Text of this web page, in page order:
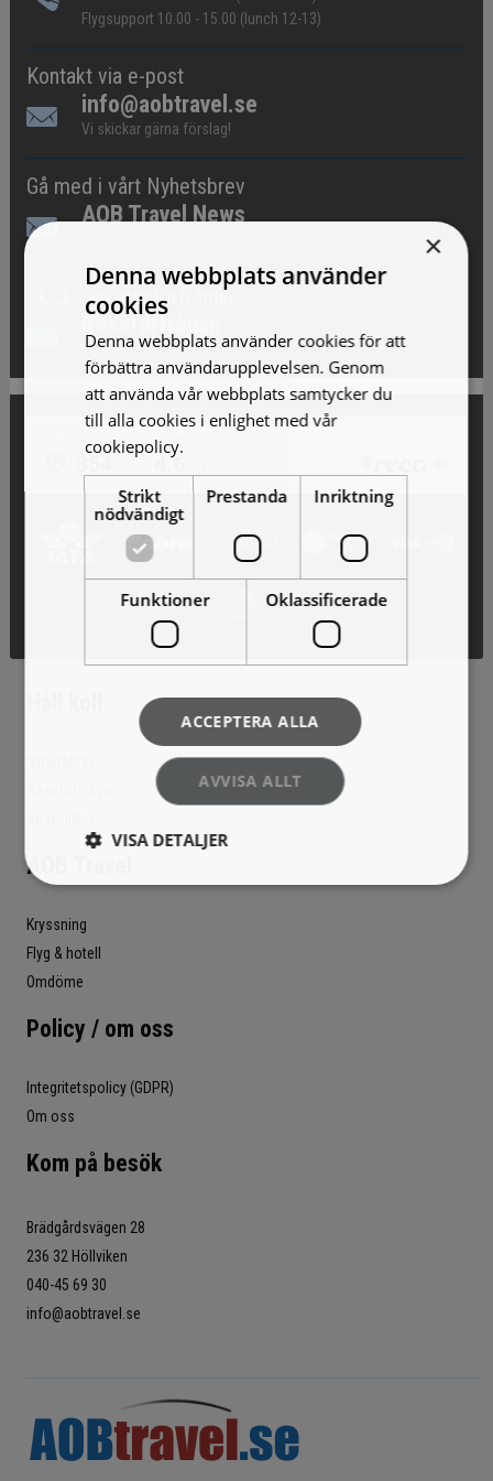
Flygsupport 10.00 - 15.00 (lunch 12-13)
Kontakt via e-post
info@aobtravel.se
Vi skickar gärna förslag!
Gå med i vårt Nyhetsbrev
AOB Travel News
Skicka en reseförfrågan
Vi skickar gärna förslag!
AOB Travel
Kryssning
Flyg & hotell
Omdöme
Policy / om oss
Integritetspolicy (GDPR)
Om oss
Kom på besök
Brädgårdsvägen 28
236 32 Höllviken
040-45 69 30
info@aobtravel.se
×
Denna webbplats använder
cookies
Denna webbplats använder cookies för att
förbättra användarupplevelsen. Genom
att använda vår webbplats samtycker du
till alla cookies i enlighet med vår
cookiepolicy.
Strikt
nödvändigt
Prestanda Inriktning
Funktioner Oklassificerade
ACCEPTERA ALLA
AVVISA ALLT
VISA DETALJER